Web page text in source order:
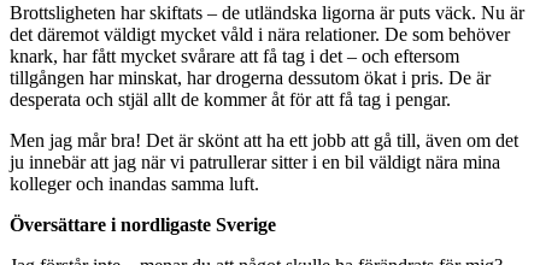
Brottsligheten har skiftats – de utländska ligorna är puts väck. Nu är
det däremot väldigt mycket våld i nära relationer. De som behöver
knark, har fått mycket svårare att få tag i det – och eftersom
tillgången har minskat, har drogerna dessutom ökat i pris. De är
desperata och stjäl allt de kommer åt för att få tag i pengar.
Men jag mår bra! Det är skönt att ha ett jobb att gå till, även om det
ju innebär att jag när vi patrullerar sitter i en bil väldigt nära mina
kolleger och inandas samma luft.
Översättare i nordligaste Sverige